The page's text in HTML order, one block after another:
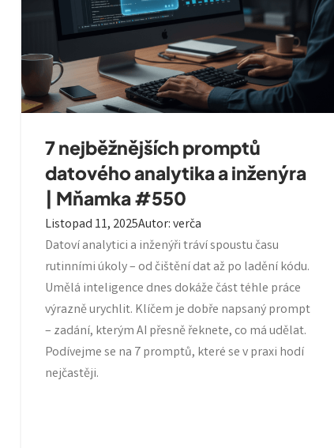
7 nejběžnějších promptů
datového analytika a inženýra
| Mňamka #550
Listopad 11, 2025Autor:verča
Datoví analytici a inženýři tráví spoustu času
rutinními úkoly – od čištění dat až po ladění kódu.
Umělá inteligence dnes dokáže část téhle práce
výrazně urychlit. Klíčem je dobře napsaný prompt
– zadání, kterým AI přesně řeknete, co má udělat.
Podívejme se na 7 promptů, které se v praxi hodí
nejčastěji.